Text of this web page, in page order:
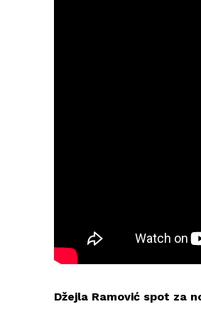
Džejla Ramović spot za